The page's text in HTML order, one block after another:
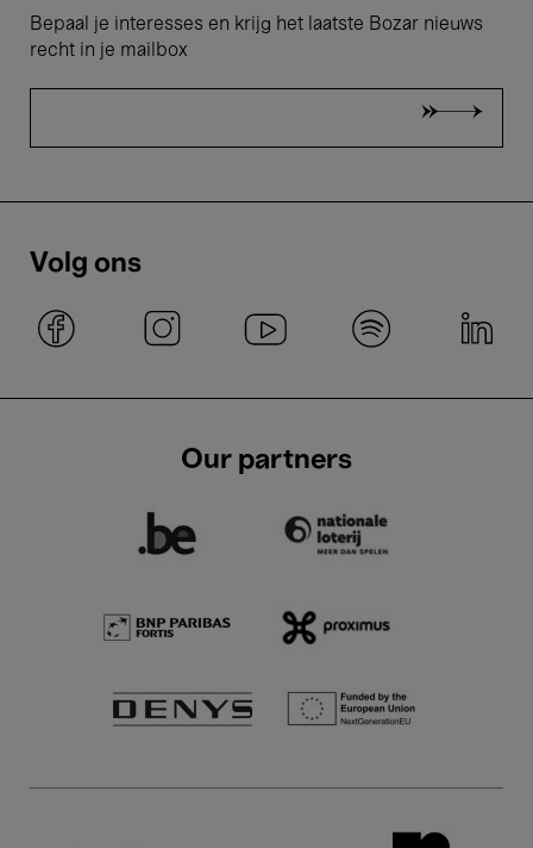
Bepaal je interesses en krijg het laatste Bozar nieuws
recht in je mailbox
Volg ons
Our partners